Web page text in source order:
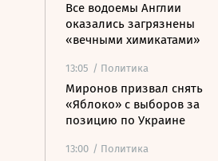
Все водоемы Англии
оказались загрязнены
«вечными химикатами»
13:05 / Политика
Миронов призвал снять
«Яблоко» с выборов за
позицию по Украине
13:00 / Политика